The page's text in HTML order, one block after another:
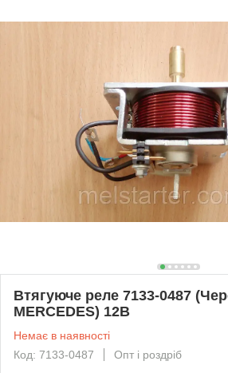
Втягуюче реле 7133-0487
MERCEDES) 12В
Немає в наявності
Код: 7133-0487
Опт і роздріб